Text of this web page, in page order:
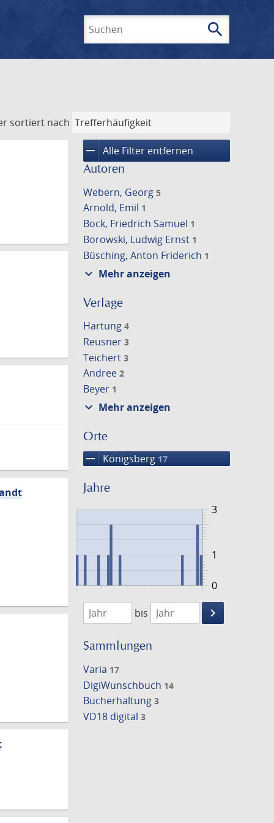
search
sortiert nach
remove Alle Filter entfernen
Autoren
Webern, Georg 5
Arnold, Emil 1
Bock, Friedrich Samuel 1
Borowski, Ludwig Ernst 1
Büsching, Anton Friderich 1
expand_more Mehr anzeigen
Verlage
Hartung 4
Reusner 3
Teichert 3
Andree 2
Beyer 1
expand_more Mehr anzeigen
Orte
remove Königsberg 17
Jahre
0
3
1
1756
1898
bis
keyboard_arrow_right
Suche
Sammlungen
Varia 17
DigiWunschbuch 14
Bucherhaltung 3
VD18 digital 3